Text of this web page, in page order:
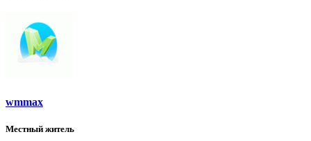
wmmax
Местный житель